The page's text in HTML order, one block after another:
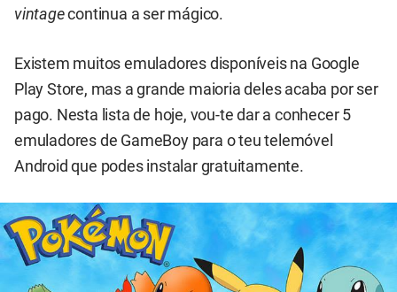
vintagecontinua a ser mágico.
Existem muitos emuladores disponíveis na Google
Play Store, mas a grande maioria deles acaba por ser
pago. Nesta lista de hoje, vou-te dar a conhecer 5
emuladores de GameBoy para o teu telemóvel
Android que podes instalar gratuitamente.